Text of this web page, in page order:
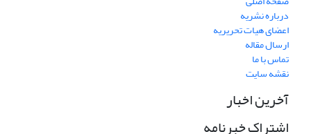
درباره نشریه
اعضای هیات تحریریه
ارسال مقاله
تماس با ما
نقشه سایت
آخرین اخبار
اشتراک خبرنامه